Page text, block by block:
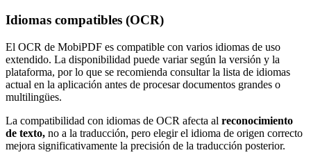
Idiomas compatibles (OCR)
El OCR de MobiPDF es compatible con varios idiomas de uso
extendido. La disponibilidad puede variar según la versión y la
plataforma, por lo que se recomienda consultar la lista de idiomas
actual en la aplicación antes de procesar documentos grandes o
multilingües.
La compatibilidad con idiomas de OCR afecta al reconocimiento
de texto, no a la traducción, pero elegir el idioma de origen correcto
mejora significativamente la precisión de la traducción posterior.